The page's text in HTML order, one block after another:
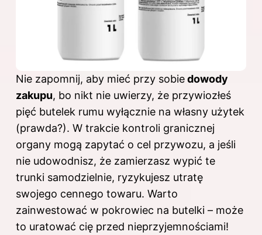
Nie zapomnij, aby mieć przy sobiedowody
zakupu, bo nikt nie uwierzy, że przywiozłeś
pięć butelek rumu wyłącznie na własny użytek
(prawda?). W trakcie kontroli granicznej
organy mogą zapytać o cel przywozu, a jeśli
nie udowodnisz, że zamierzasz wypić te
trunki samodzielnie, ryzykujesz utratę
swojego cennego towaru. Warto
zainwestować w pokrowiec na butelki – może
to uratować cię przed nieprzyjemnościami!